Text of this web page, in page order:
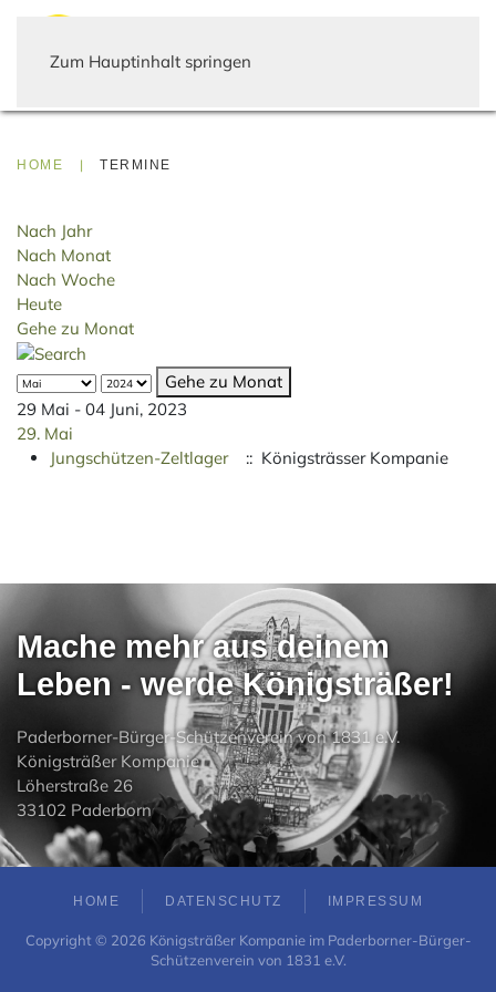
Zum Hauptinhalt springen
HOME TERMINE
Nach Jahr
Nach Monat
Nach Woche
Heute
Gehe zu Monat
Gehe zu Monat
29 Mai - 04 Juni, 2023
29. Mai
Jungschützen-Zeltlager
:: Königsträsser Kompanie
Mache mehr aus deinem
Leben - werde Königsträßer!
Paderborner-Bürger-Schützenverein von 1831 e.V.
Königsträßer Kompanie
Löherstraße 26
33102 Paderborn
HOME DATENSCHUTZ IMPRESSUM
Copyright © 2026 Königsträßer Kompanie im Paderborner-Bürger-
Schützenverein von 1831 e.V.